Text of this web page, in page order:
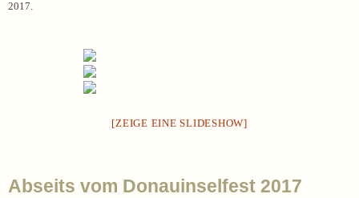
2017.
[ZEIGE EINE SLIDESHOW]
Abseits vom Donauinselfest 2017